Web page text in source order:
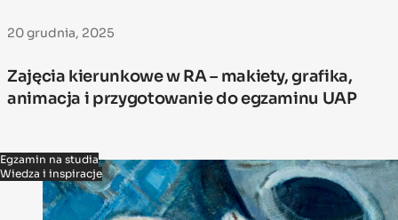
20 grudnia, 2025
Zajęcia kierunkowe w RA – makiety, grafika,
animacja i przygotowanie do egzaminu UAP
Egzamin na studia
Wiedza i inspiracje